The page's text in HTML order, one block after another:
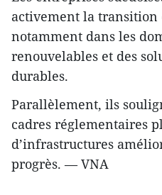
activement la transition
notamment dans les
renouvelables et des
durables.
Parallèlement, ils
cadres réglementaires
d’infrastructures
progrès. — VNA